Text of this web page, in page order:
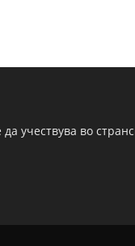
учествува во